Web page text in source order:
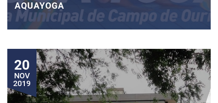
AQUAYOGA
20
NOV
2019